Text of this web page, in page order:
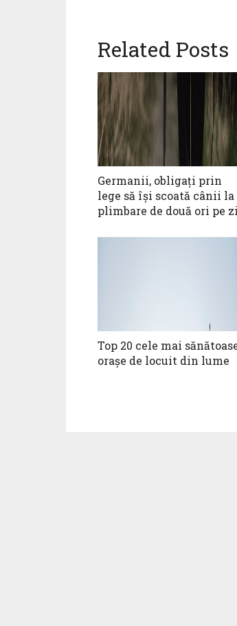
Related Posts
Germanii, obligați prin
lege să își scoată cânii la
plimbare de două ori pe zi
Top 20 cele mai
orașe de locuit din lume